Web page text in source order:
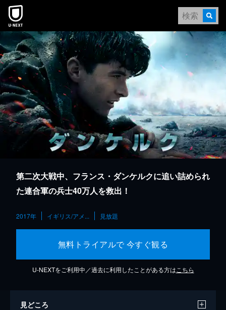
本文へスキップ
第二次大戦中、フランス・ダンケルクに追い詰められ
た連合軍の兵士40万人を救出！
2017年 イギリス/アメ... 見放題
無料トライアルで 今すぐ観る
U-NEXTをご利用中／過去に利用したことがある方は こちら
見どころ